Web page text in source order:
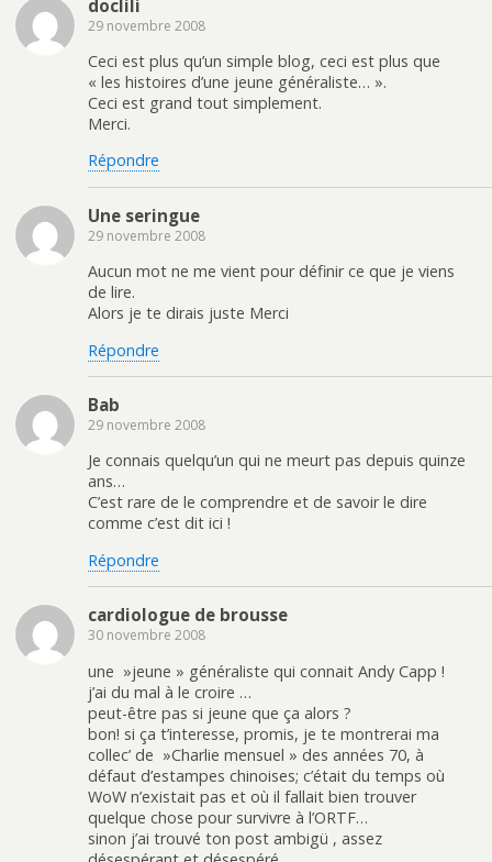
doclili
29 novembre 2008
Ceci est plus qu’un simple blog, ceci est plus que
« les histoires d’une jeune généraliste… ».
Ceci est grand tout simplement.
Merci.
Répondre
Une seringue
29 novembre 2008
Aucun mot ne me vient pour définir ce que je viens
de lire.
Alors je te dirais juste Merci
Répondre
Bab
29 novembre 2008
Je connais quelqu’un qui ne meurt pas depuis quinze
ans…
C’est rare de le comprendre et de savoir le dire
comme c’est dit ici !
Répondre
cardiologue de brousse
30 novembre 2008
une »jeune » généraliste qui connait Andy Capp !
j’ai du mal à le croire …
peut-être pas si jeune que ça alors ?
bon! si ça t’interesse, promis, je te montrerai ma
collec’ de »Charlie mensuel » des années 70, à
défaut d’estampes chinoises; c’était du temps où
WoW n’existait pas et où il fallait bien trouver
quelque chose pour survivre à l’ORTF…
sinon j’ai trouvé ton post ambigü , assez